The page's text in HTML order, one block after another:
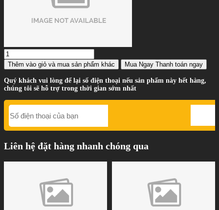
Thêm vào giỏ và mua sản phẩm khác Mua Ngay Thanh toán ngay
Quý khách vui lòng để lại số điện thoại nếu sản phẩm này hết hàng,
chúng tôi sẽ hỗ trợ trong thời gian sớm nhất
Liên hệ đặt hàng nhanh chóng qua